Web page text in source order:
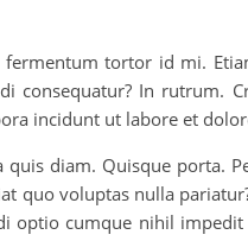
tortor id mi.
consequatur? In rutrum.
incidunt ut labore et
diam. Quisque porta.
quo voluptas nulla
cumque nihil